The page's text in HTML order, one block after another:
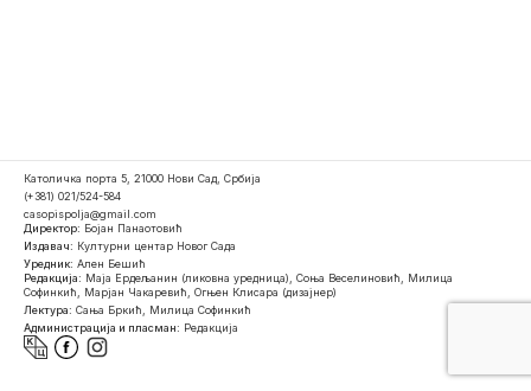
Католичка порта 5, 21000 Нови Сад, Србија
(+381) 021/524-584
casopispolja@gmail.com
Директор: Бојан Панаотовић
Издавач: Културни центар Новог Сада
Уредник: Ален Бешић
Редакција: Маја Ердељанин (ликовна уредница), Соња Веселиновић, Милица
Софинкић, Марјан Чакаревић, Огњен Клисара (дизајнер)
Лектура: Сања Бркић, Милица Софинкић
Администрација и пласман: Редакција